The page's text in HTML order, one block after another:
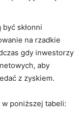
skłonni
na rzadkie
gdy inwestorzy
aby
z zyskiem.
poniższej tabeli: